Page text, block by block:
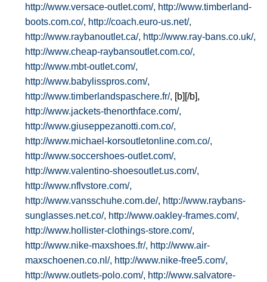
http://www.versace-outlet.com/, http://www.timberland-
boots.com.co/, http://coach.euro-us.net/,
http://www.raybanoutlet.ca/, http://www.ray-bans.co.uk/,
http://www.cheap-raybansoutlet.com.co/,
http://www.mbt-outlet.com/,
http://www.babylisspros.com/,
http://www.timberlandspaschere.fr/, [b][/b],
http://www.jackets-thenorthface.com/,
http://www.giuseppezanotti.com.co/,
http://www.michael-korsoutletonline.com.co/,
http://www.soccershoes-outlet.com/,
http://www.valentino-shoesoutlet.us.com/,
http://www.nflvstore.com/,
http://www.vansschuhe.com.de/, http://www.raybans-
sunglasses.net.co/, http://www.oakley-frames.com/,
http://www.hollister-clothings-store.com/,
http://www.nike-maxshoes.fr/, http://www.air-
maxschoenen.co.nl/, http://www.nike-free5.com/,
http://www.outlets-polo.com/, http://www.salvatore-